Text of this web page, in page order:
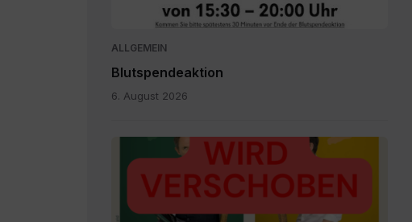
(002).pdf
ALLGEMEIN
Blutspendeaktion
6. August 2026
Wechselseitige
verschoben.png